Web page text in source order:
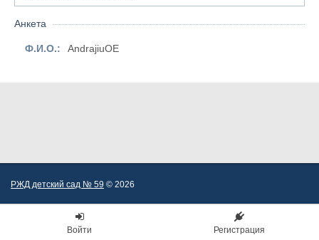
Анкета
Ф.И.О.: AndrajiuOE
РЖД детский сад № 59 © 2026
Войти Регистрация